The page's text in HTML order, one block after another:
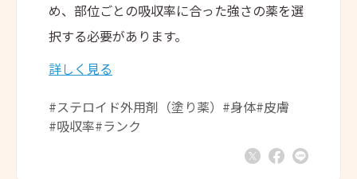
め、部位ごとの吸収率に合った強さの薬を選
択する必要があります。
詳しく見る
#ステロイド外用剤（塗り薬） #身体#皮膚
#吸収率#ランク